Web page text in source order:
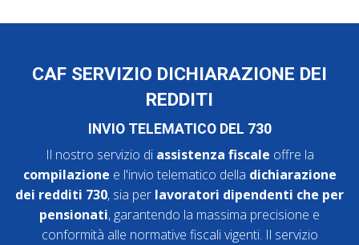
CAF SERVIZIO DICHIARAZIONE DEI
REDDITI
INVIO TELEMATICO DEL 730
Il nostro servizio di assistenza fiscale offre la
compilazione e l'invio telematico della dichiarazione
dei redditi 730, sia per lavoratori dipendenti che per
pensionati, garantendo la massima precisione e
conformità alle normative fiscali vigenti. Il servizio